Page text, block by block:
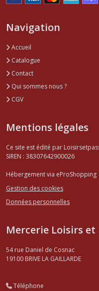
Navigation
Accueil
Catalogue
Contact
Qui sommes nous ?
CGV
Mentions légales
Ce site est édité par
SIREN : 38307642900026
Hébergement via eProShopping
Gestion des cookies
Données personnelles
Mercerie Loisirs et
54 rue Daniel de Cosnac
19100 BRIVE LA GAILLARDE
Téléphone